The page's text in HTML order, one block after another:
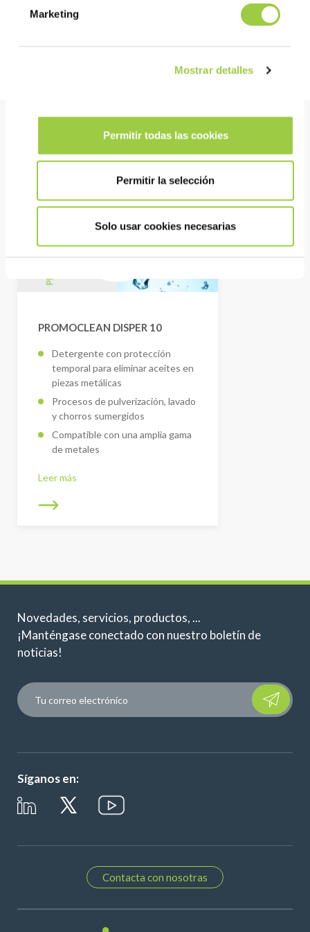
Marketing
Mostrar detalles
Permitir todas las cookies
Permitir la selección
Solo usar cookies necesarias
Determine la concentración del baño: Consulte la tabla para
determinar la concentración del baño según el número de gotas
Producto estrella
PROMOCLEAN DISPER 10
Detergente con protección
temporal para eliminar aceites en
piezas metálicas
Procesos de pulverización, lavado
y chorros sumergidos
Compatible con una amplia gama
de metales
Leer más
Novedades, servicios, productos, ...
¡Manténgase conectado con nuestro boletín de
noticias!
Please
Síganos en:
Contacta con nosotras